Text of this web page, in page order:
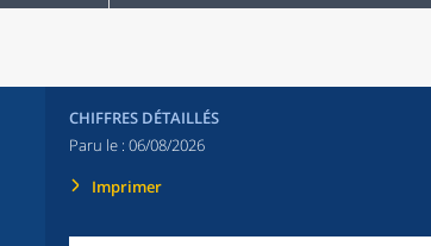
CHIFFRES DÉTAILLÉS
Paru le : 06/08/2026
Imprimer